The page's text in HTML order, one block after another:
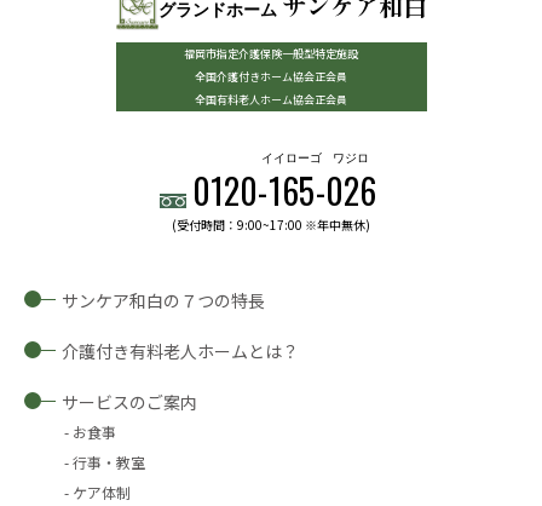
グランドホーム
福岡市指定介護保険一般型特定施設
全国介護付きホーム協会正会員
全国有料老人ホーム協会正会員
0120-165
イイローゴ
-026
ワジロ
(受付時間：9:00~17:00 ※年中無休)
サンケア和白の７つの特長
介護付き有料老人ホームとは？
サービスのご案内
お食事
行事・教室
ケア体制